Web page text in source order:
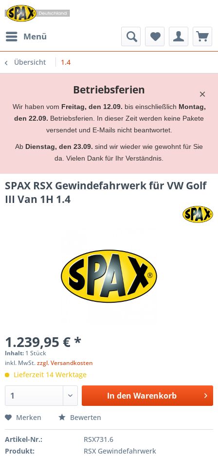
Menü
Übersicht 1.4
×
Betriebsferien
Wir haben vom Freitag, den 12.09. bis einschließlich Montag,
den 22.09. Betriebsferien. In dieser Zeit werden keine Pakete
versendet und E-Mails nicht beantwortet.
Ab Dienstag, den 23.09. sind wir wieder wie gewohnt für Sie
da. Vielen Dank für Ihr Verständnis.
SPAX RSX Gewindefahrwerk für VW Golf
III Van 1H 1.4
1.239,95 € *
Inhalt: 1 Stück
inkl. MwSt.zzgl. Versandkosten
Lieferzeit 14 Werktage
In den Warenkorb
Merken Bewerten
Artikel-Nr.:
RSX731.6
Produkt:
RSX Gewindefahrwerk